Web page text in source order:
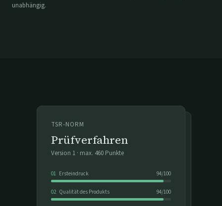
unabhängig.
TSR-NORM
Prüfverfahren
Version 1 · max. 460 Punkte
01 Ersteindruck 94/100
02 Qualität des Produkts 94/100